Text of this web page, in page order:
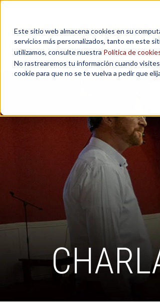
Este sitio web almacena cookies en su
servicios más personalizados, tanto en este
utilizamos, consulte nuestra Política de
No rastrearemos tu información cuando
cookie para que no se te vuelva a pedir que